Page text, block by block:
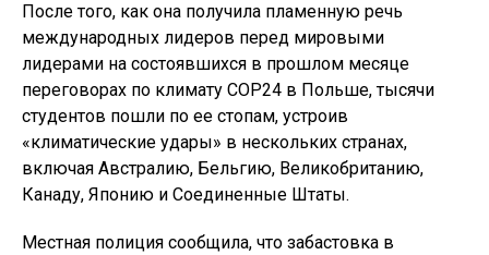
После того, как она получила пламенную речь
международных лидеров перед мировыми
лидерами на состоявшихся в прошлом месяце
переговорах по климату COP24 в Польше, тысячи
студентов пошли по ее стопам, устроив
«климатические удары» в нескольких странах,
включая Австралию, Бельгию, Великобританию,
Канаду, Японию и Соединенные Штаты.
Местная полиция сообщила, что забастовка в